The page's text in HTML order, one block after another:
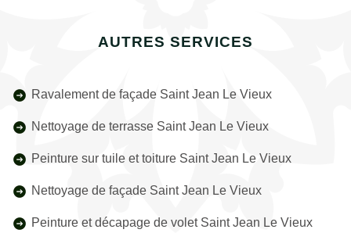
AUTRES SERVICES
Ravalement de façade Saint Jean Le Vieux
Nettoyage de terrasse Saint Jean Le Vieux
Peinture sur tuile et toiture Saint Jean Le Vieux
Nettoyage de façade Saint Jean Le Vieux
Peinture et décapage de volet Saint Jean Le Vieux